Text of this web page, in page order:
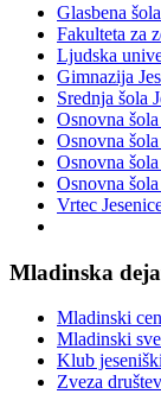
Glasbena
Fakulteta za
Ljudska
Gimnazija
Srednja šola
Osnovna
Osnovna
Osnovna
Osnovna
Vrtec
Mladinska
Mladinski
Mladinski
Klub
Zveza